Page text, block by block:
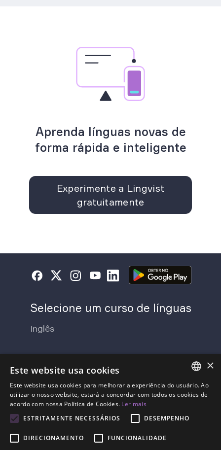
Aprenda línguas novas de
forma rápida e inteligente
Experimente a Lingvist
gratuitamente
Selecione um curso de línguas
Inglês
Sobre a Lingvist
Contacte-nos
Sobre nós
Imprensa ENGLISH
×
Este website usa cookies
Este website usa cookies para melhorar a experiência do usuário. Ao
utilizar o nosso website, estará a concordar com todos os cookies de
acordo com nossa Política de Cookies. Ler mais
ESTRITAMENTE NECESSÁRIOS
DESEMPENHO
DIRECIONAMENTO FUNCIONALIDADE